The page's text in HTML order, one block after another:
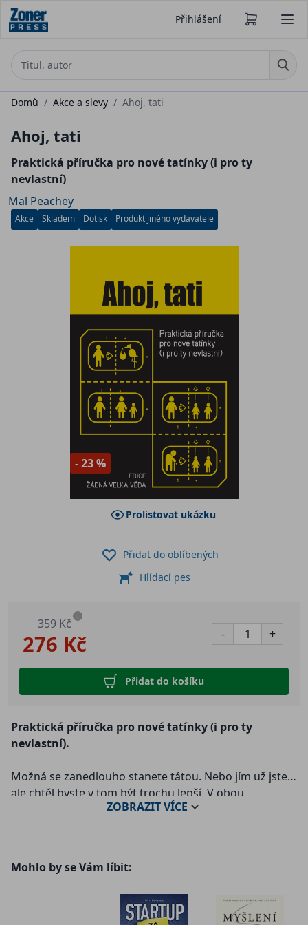
Přihlášení
Domů / Akce a slevy / Ahoj, tati
Ahoj, tati
Praktická příručka pro nové tatínky (i pro ty
nevlastní)
Mal Peachey
Akce Skladem Dotisk Produkt jiného vydavatele
- 23 %
Prolistovat ukázku
276 Kč
359 Kč i
- +
Přidat do košíku
Přidat do oblíbených
Hlídací pes
Praktická příručka pro nové tatínky (i pro ty
nevlastní).
Možná se zanedlouho stanete tátou. Nebo jím už jste,
ale chtěl byste v tom být trochu lepší. V obou
případech obsahuje tahle kniha všechno, co
Otcovství není vrozená schopnost (jak se dříve mínilo),
naopak je to náročná dovednost, která – má-li se
zvládat dobře a s láskou – vyžaduje přípravu a trénink
ZOBRAZITVÍCE
Mohlo by se Vám líbit: